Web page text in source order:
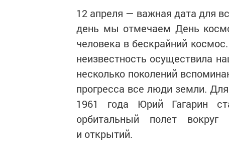
12 апреля — важная дата для
день мы отмечаем День
человека в бескрайний
неизвестность осуществила
несколько поколений
прогресса все люди земли.
1961 года Юрий Гагарин
орбитальный полет
и открытий.